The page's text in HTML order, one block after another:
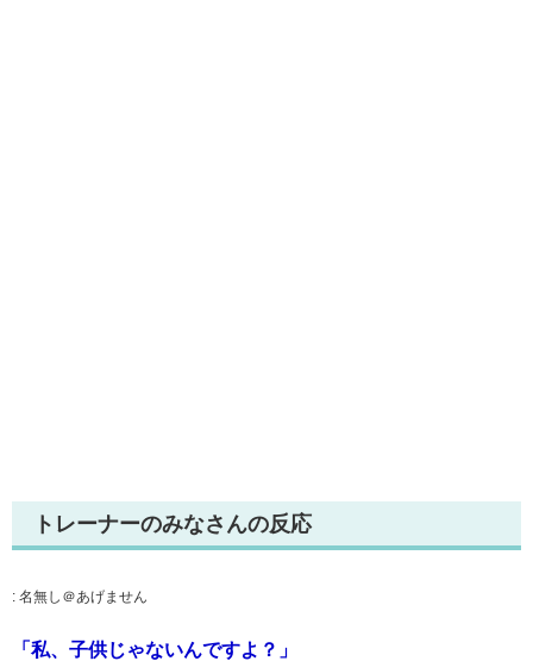
トレーナーのみなさんの反応
: 名無し＠あげません
「私、子供じゃないんですよ？」